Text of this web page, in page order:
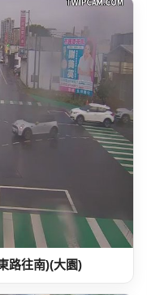
路往南)(大園)